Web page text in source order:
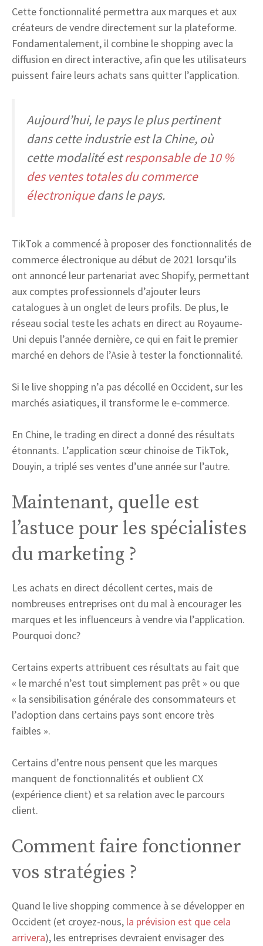
Cette fonctionnalité permettra aux marques et aux
créateurs de vendre directement sur la plateforme.
Fondamentalement, il combine le shopping avec la
diffusion en direct interactive, afin que les utilisateurs
puissent faire leurs achats sans quitter l’application.
Aujourd’hui, le pays le plus pertinent
dans cette industrie est la Chine, où
cette modalité estresponsable de 10 %
des ventes totales du commerce
électroniquedans le pays.
TikTok a commencé à proposer des fonctionnalités de
commerce électronique au début de 2021 lorsqu’ils
ont annoncé leur partenariat avec Shopify, permettant
aux comptes professionnels d’ajouter leurs
catalogues à un onglet de leurs profils. De plus, le
réseau social teste les achats en direct au Royaume-
Uni depuis l’année dernière, ce qui en fait le premier
marché en dehors de l’Asie à tester la fonctionnalité.
Si le live shopping n’a pas décollé en Occident, sur les
marchés asiatiques, il transforme le e-commerce.
En Chine, le trading en direct a donné des résultats
étonnants. L’application sœur chinoise de TikTok,
Douyin, a triplé ses ventes d’une année sur l’autre.
Maintenant, quelle est
l’astuce pour les spécialistes
du marketing ?
Les achats en direct décollent certes, mais de
nombreuses entreprises ont du mal à encourager les
marques et les influenceurs à vendre via l’application.
Pourquoi donc?
Certains experts attribuent ces résultats au fait que
« le marché n’est tout simplement pas prêt » ou que
« la sensibilisation générale des consommateurs et
l’adoption dans certains pays sont encore très
faibles ».
Certains d’entre nous pensent que les marques
manquent de fonctionnalités et oublient CX
(expérience client) et sa relation avec le parcours
client.
Comment faire fonctionner
vos stratégies ?
Quand le live shopping commence à se développer en
Occident (et croyez-nous, la prévision est que cela
arrivera), les entreprises devraient envisager des